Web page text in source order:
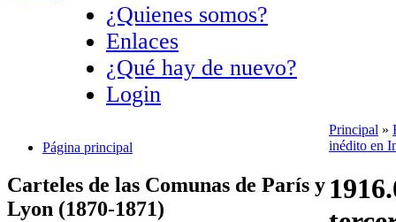
¿Quienes somos?
Enlaces
¿Qué hay de nuevo?
Login
Página principal
Carteles de las Comunas de París y
Lyon (1870-1871)
Principal »
inédito en